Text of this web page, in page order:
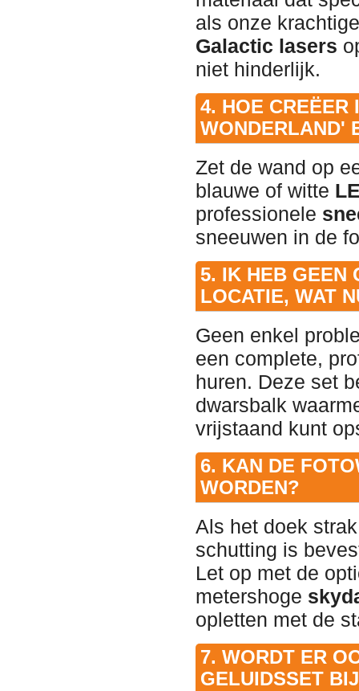
als onze
Galactic lasers
niet hinderlijk.
4. HOE CREËER
WONDERLAND'
Zet de wand op
blauwe of witte
professionele
sneeuwen in de
5. IK HEB GEEN
LOCATIE, WAT
Geen enkel
een complete,
huren. Deze set
dwarsbalk
vrijstaand kunt
6. KAN DE
WORDEN?
Als het doek
schutting is
Let op met de
metershoge
opletten met de
7. WORDT ER
GELUIDSSET